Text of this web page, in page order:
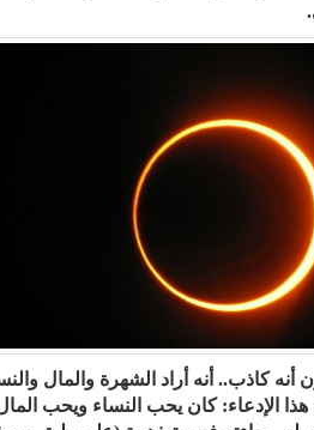
كاذب.. أنه أراد الشهرة والمال
هذا الإدعاء: كان يحب النساء ويحب